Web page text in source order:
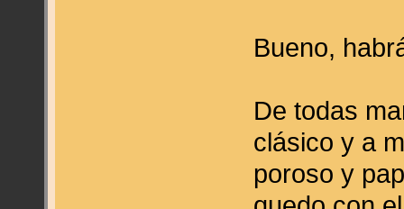
Bueno,
De todas
clásico y a
poroso y